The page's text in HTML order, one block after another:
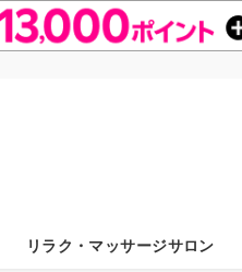
リラク・マッサージサロン